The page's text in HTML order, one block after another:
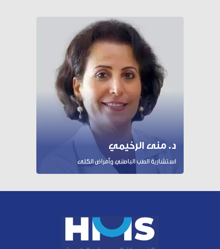
د. منى الرخيمي
استشارية الطب الباطني وأمراض الكلى